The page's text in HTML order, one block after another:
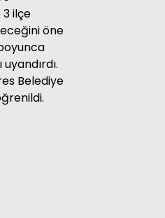
3 ilçe
öne
Belediye